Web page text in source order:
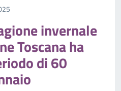
invernale
Toscana ha
di 60